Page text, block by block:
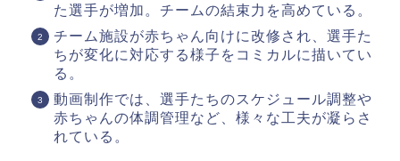
た選手が増加。チームの結束力を高めている。
チーム施設が赤ちゃん向けに改修され、選手た
ちが変化に対応する様子をコミカルに描いてい
る。
動画制作では、選手たちのスケジュール調整や
赤ちゃんの体調管理など、様々な工夫が凝らさ
れている。